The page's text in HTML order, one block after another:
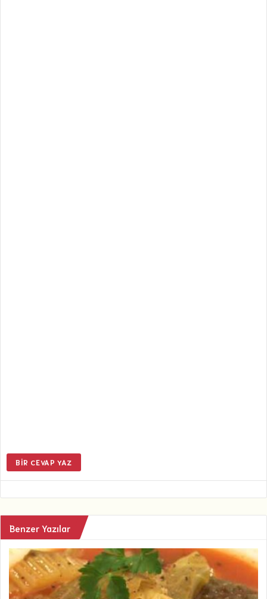
BIR CEVAP YAZ
Benzer Yazılar